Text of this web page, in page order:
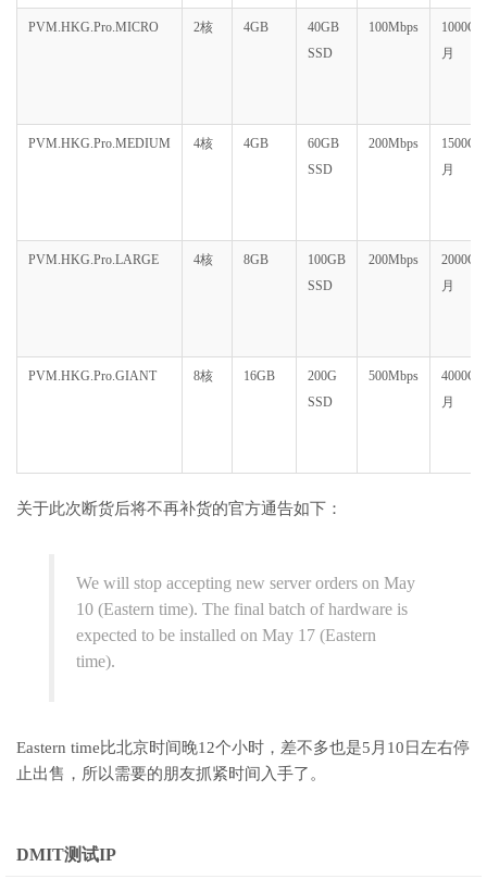
PVM.HKG.Pro.MICRO 2核 4GB
40GB
SSD
100Mbps
月
PVM.HKG.Pro.MEDIUM 4核 4GB
60GB
SSD
200Mbps
月
PVM.HKG.Pro.LARGE 4核 8GB
100GB
SSD
200Mbps
月
PVM.HKG.Pro.GIANT 8核 16GB
200G
SSD
500Mbps
月
关于此次断货后将不再补货的官方通告如下：
We will stop accepting new server orders on May
10 (Eastern time). The final batch of hardware is
expected to be installed on May 17 (Eastern
time).
Eastern time比北京时间晚12个小时，差不多也是5月10日左右停
止出售，所以需要的朋友抓紧时间入手了。
DMIT测试IP